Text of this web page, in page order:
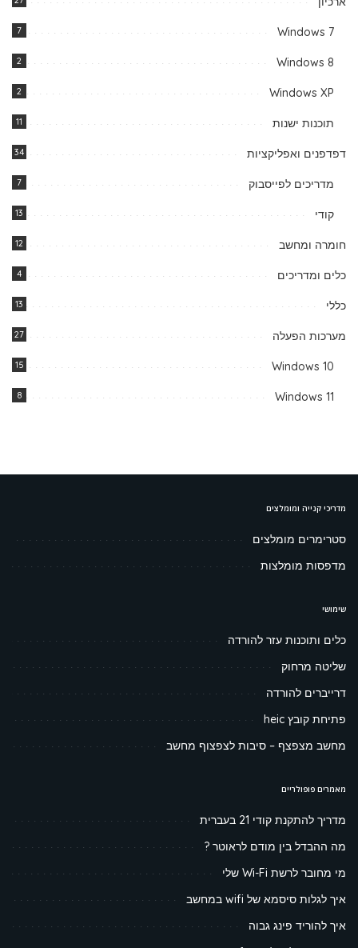
Windows 7
7
Windows 8
2
Windows XP
2
תוכנות ישנות 11
דפדפנים ואפליקציות 34
מדריכים לפייסבוק 7
קודי 13
חומרה ומחשב 12
כלים ומדריכים 4
כללי 13
מערכות הפעלה 27
Windows 10
15
Windows 11
8
מדריכי קנייה ומומלצים
סטרימרים מומלצים
מדפסות מומלצות
שימושי
כלים ותוכנות עזר להורדה
שליטה מרחוק
דרייברים להורדה
פתיחת קובץ heic
מחשב מצפצף – סיבות לצפצוף מחשב
מאמרים פופולריים
מדריך להתקנת קודי 21 בעברית
מה ההבדל בין מודם לראוטר ?
מי מחובר לרשת Wi-Fi שלי
איך לגלות סיסמא של wifi במחשב
איך להוריד פינג גבוה